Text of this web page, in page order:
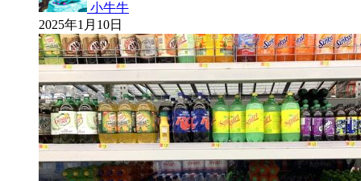
小牛牛
2025年1月10日